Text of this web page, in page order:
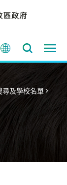
尋及學校名單>